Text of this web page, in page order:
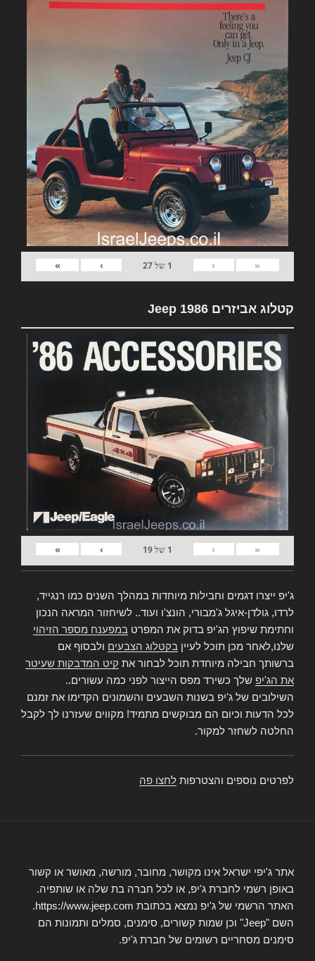
«
‹
1 של27
›
»
קטלוג אביזרים Jeep 1986
«
‹
1 של19
›
»
ג'יפ ייצרו דגמים וחבילות מיוחדות במהלך השנים כמו רנגייד,
לרדו, גולדן-איגל ג'מבורי, הונצ'ו ועוד.. לשיחזור המראה הנכון
וחתימת שיפוץ הג'יפ בדוק את המפרט במפענח מספר הזיהוי
שלנו,לאחר מכן תוכל לעיין בקטלוג הצבעים ולבסוף אם
ברשותך חבילה מיוחדת תוכל לבחור את קיט המדבקות שעיטר
את הג'יפ שלך כשירד מפס הייצור לפני כמה עשורים..
השילובים של ג'יפ בשנות השבעים והשמונים הקדימו את זמנם
לכל הדעות וכיום הם מבוקשים מתמיד! מקווים שעזרנו לך לקבל
החלטה לשחזר למקור.
לפרטים נוספים והצטרפות לחצו פה
אתר ג'יפי ישראל אינו מקושר, מחובר, מורשה, מאושר או קשור
באופן רשמי לחברת ג'יפ, או לכל חברה בת שלה או שותפיה.
האתר הרשמי של ג'יפ נמצא בכתובת https://www.jeep.com.
השם "Jeep" וכן שמות קשורים, סימנים, סמלים ותמונות הם
סימנים מסחריים רשומים של חברת ג'יפ.